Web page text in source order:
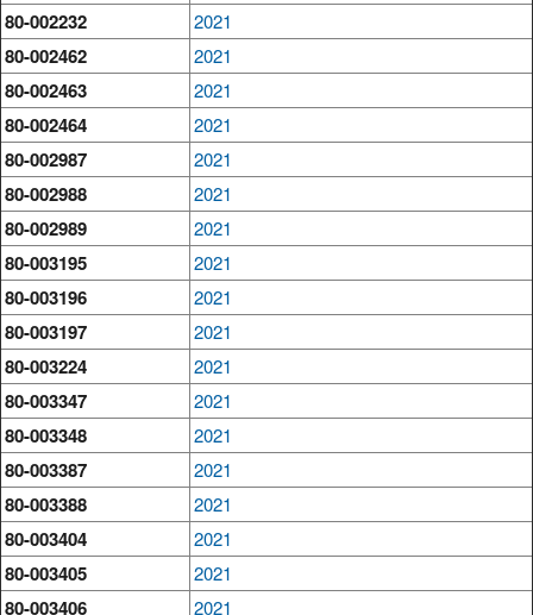
80-002232 2021
80-002462 2021
80-002463 2021
80-002464 2021
80-002987 2021
80-002988 2021
80-002989 2021
80-003195 2021
80-003196 2021
80-003197 2021
80-003224 2021
80-003347 2021
80-003348 2021
80-003387 2021
80-003388 2021
80-003404 2021
80-003405 2021
80-003406 2021